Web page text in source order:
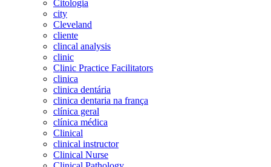
Citologia
city
Cleveland
cliente
clincal analysis
clinic
Clinic Practice Facilitators
clinica
clinica dentária
clinica dentaria na frança
clínica geral
clínica médica
Clinical
clinical instructor
Clinical Nurse